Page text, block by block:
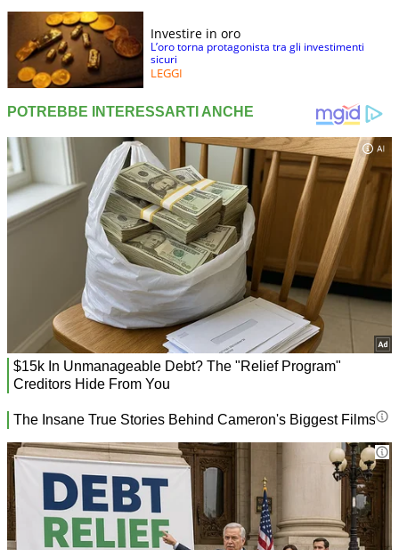
Investire in oro
L’oro torna protagonista tra gli investimenti
sicuri
LEGGI